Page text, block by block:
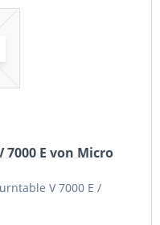
E von Micro
V 7000 E /